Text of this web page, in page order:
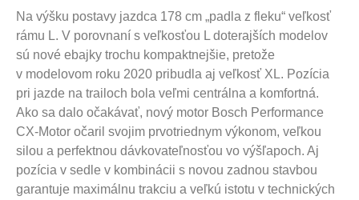
Na výšku postavy jazdca 178 cm „padla z fleku“ veľkosť
rámu L. V porovnaní s veľkosťou L doterajších modelov
sú nové ebajky trochu kompaktnejšie, pretože
v modelovom roku 2020 pribudla aj veľkosť XL. Pozícia
pri jazde na trailoch bola veľmi centrálna a komfortná.
Ako sa dalo očakávať, nový motor Bosch Performance
CX-Motor očaril svojim prvotriednym výkonom, veľkou
silou a perfektnou dávkovateľnosťou vo výšľapoch. Aj
pozícia v sedle v kombinácii s novou zadnou stavbou
garantuje maximálnu trakciu a veľkú istotu v technických